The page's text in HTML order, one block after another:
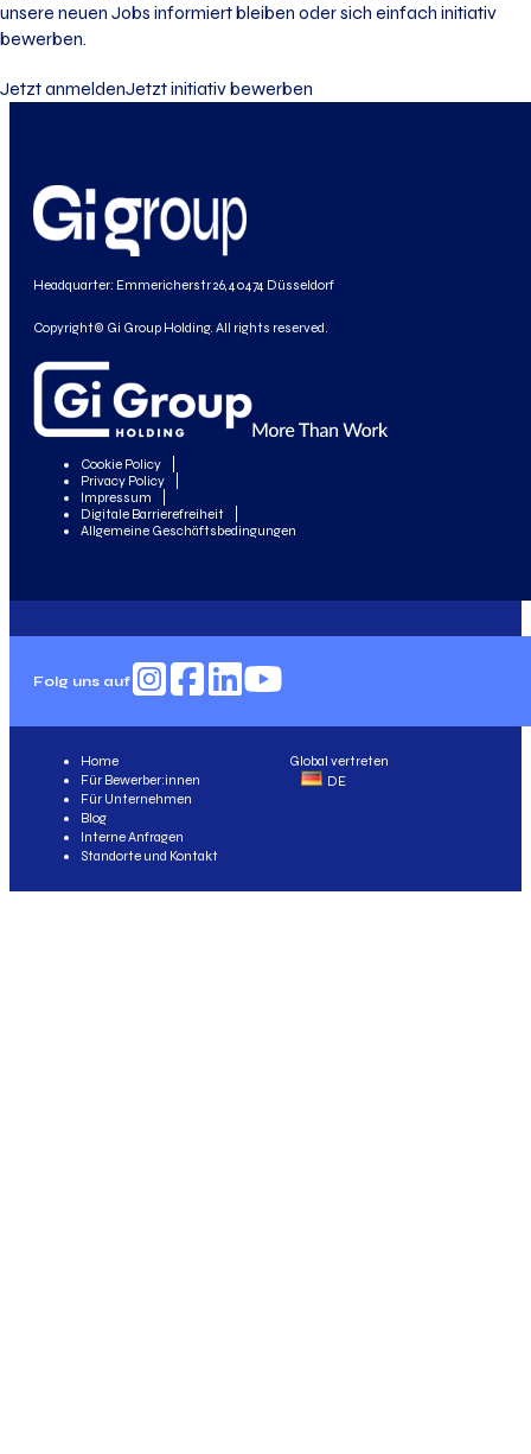
unsere neuen Jobs informiert bleiben oder sich einfach initiativ
bewerben.
Jetzt anmeldenJetzt initiativ bewerben
Headquarter: Emmericherstr 26, 40474 Düsseldorf
Copyright© Gi Group Holding. All rights reserved.
Cookie Policy
Privacy Policy
Impressum
Digitale Barrierefreiheit
Allgemeine Geschäftsbedingungen
Folg uns auf
Global vertreten
DE
Home
Für Bewerber:innen
Für Unternehmen
Blog
Interne Anfragen
Standorte und Kontakt